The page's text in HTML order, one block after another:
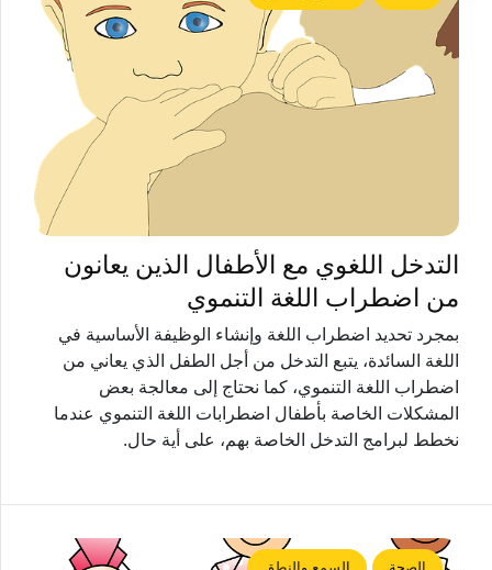
التدخل اللغوي مع الأطفال الذين يعانون
من اضطراب اللغة التنموي
بمجرد تحديد اضطراب اللغة وإنشاء الوظيفة الأساسية في
اللغة السائدة، يتبع التدخل من أجل الطفل الذي يعاني من
اضطراب اللغة التنموي، كما نحتاج إلى معالجة بعض
المشكلات الخاصة بأطفال اضطرابات اللغة التنموي عندما
نخطط لبرامج التدخل الخاصة بهم، على أية حال.